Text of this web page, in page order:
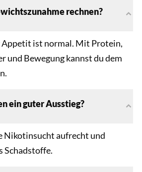
rechnen?
ist normal. Mit Protein,
und Bewegung kannst du dem
ein guter Ausstieg?
Nikotinsucht aufrecht und
Schadstoffe.